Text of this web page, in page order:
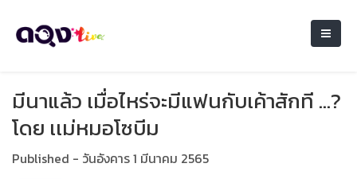
มีนาแล้ว เมื่อไหร่จะมีแฟนกับเค้าสักที ...?
โดย เเม่หมอโซบีม
Published - วันอังคาร 1 มีนาคม 2565